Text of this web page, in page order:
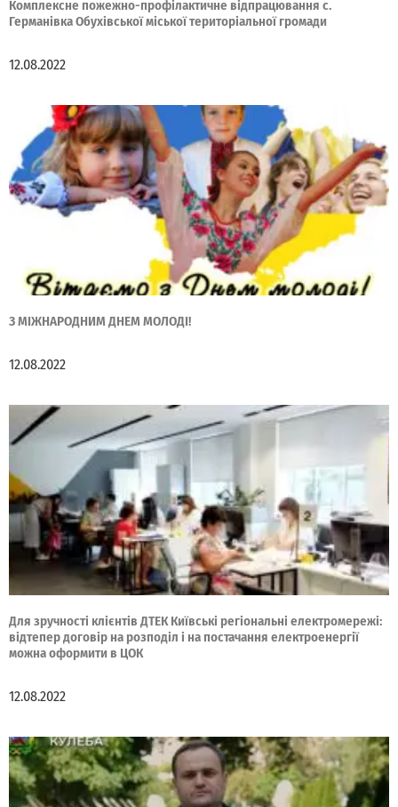
Комплексне пожежно-профілактичне відпрацювання с.
Германівка Обухівської міської територіальної громади
12.08.2022
З МІЖНАРОДНИМ ДНЕМ МОЛОДІ!
12.08.2022
Для зручності клієнтів ДТЕК Київські регіональні електромережі:
відтепер договір на розподіл і на постачання електроенергії
можна оформити в ЦОК
12.08.2022